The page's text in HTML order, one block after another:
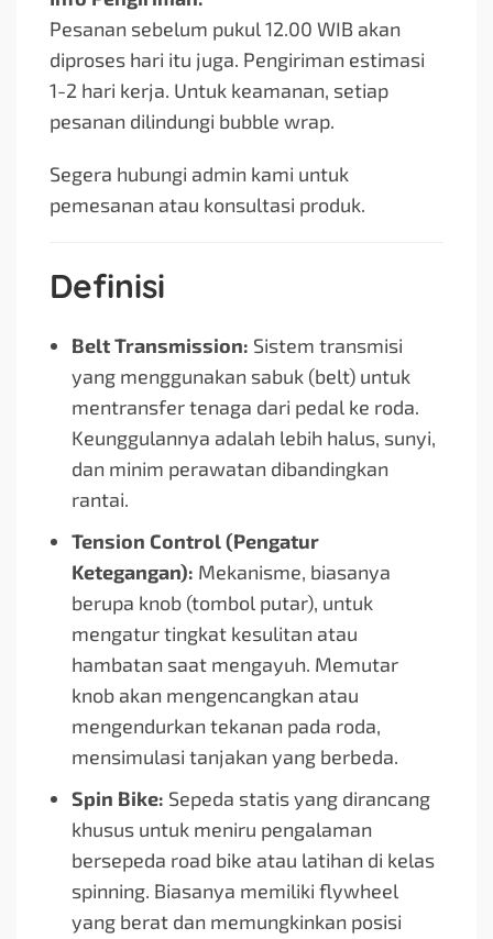
Pesanan sebelum pukul 12.00 WIB akan
diproses hari itu juga. Pengiriman estimasi
1-2 hari kerja. Untuk keamanan, setiap
pesanan dilindungi bubble wrap.
Segera hubungi admin kami untuk
pemesanan atau konsultasi produk.
Definisi
Belt Transmission: Sistem transmisi
yang menggunakan sabuk (belt) untuk
mentransfer tenaga dari pedal ke roda.
Keunggulannya adalah lebih halus, sunyi,
dan minim perawatan dibandingkan
rantai.
Tension Control (Pengatur
Ketegangan): Mekanisme, biasanya
berupa knob (tombol putar), untuk
mengatur tingkat kesulitan atau
hambatan saat mengayuh. Memutar
knob akan mengencangkan atau
mengendurkan tekanan pada roda,
mensimulasi tanjakan yang berbeda.
Spin Bike: Sepeda statis yang dirancang
khusus untuk meniru pengalaman
bersepeda road bike atau latihan di kelas
spinning. Biasanya memiliki flywheel
yang berat dan memungkinkan posisi